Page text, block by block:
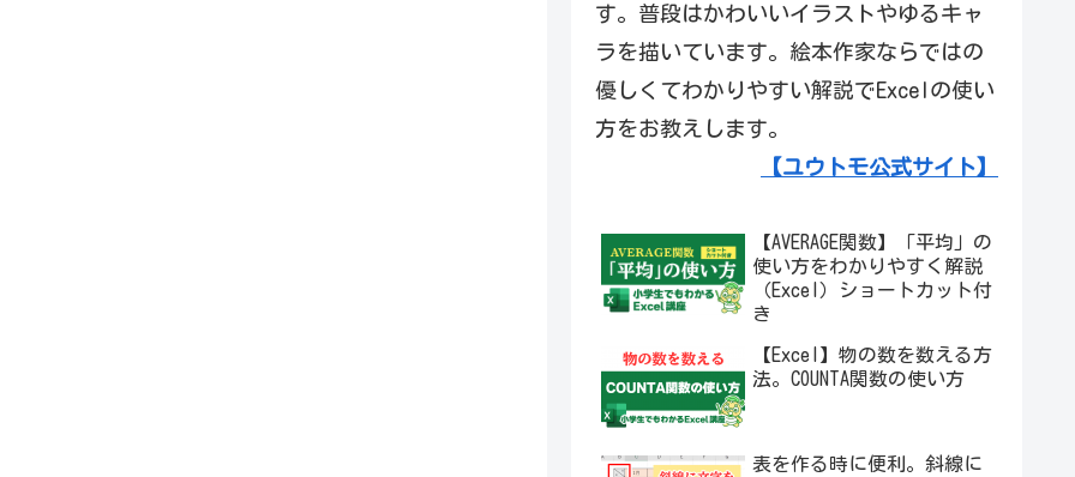
す。普段はかわいいイラストやゆるキャ
ラを描いています。絵本作家ならではの
優しくてわかりやすい解説でExcelの使い
方をお教えします。
【ユウトモ公式サイト】
【AVERAGE関数】「平均」の
使い方をわかりやすく解説
（Excel）ショートカット付
き
【Excel】物の数を数える方
法。COUNTA関数の使い方
表を作る時に便利。斜線に